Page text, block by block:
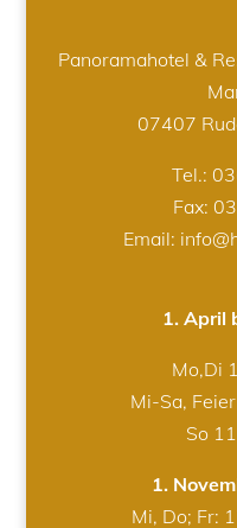
Panoramahotel &
07407
Tel.:
Fax:
Email:
1. April
Mo,Di
Mi-Sa,
So
1.
Mi, Do; Fr: